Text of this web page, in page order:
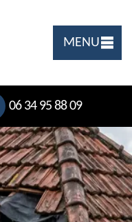
MENU
06 34 95 88 09